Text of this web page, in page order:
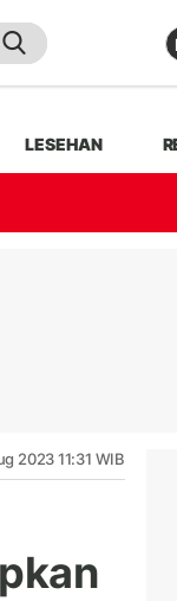
LESEHAN
2023 11:31 WIB